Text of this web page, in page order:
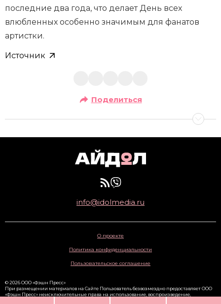
последние два года, что делает День всех
влюбленных особенно значимым для фанатов
артистки.
Источник
Поделиться
info@idolmedia.ru
О проекте
Политика конфиденциальности
Пользовательское соглашение
© 2026 ООО «Фэшн Пресс»
При размещении материалов на Сайте Пользователь безвозмездно предоставляет ООО
«Фэшн Пресс» неисключительные права на использование, воспроизведение,